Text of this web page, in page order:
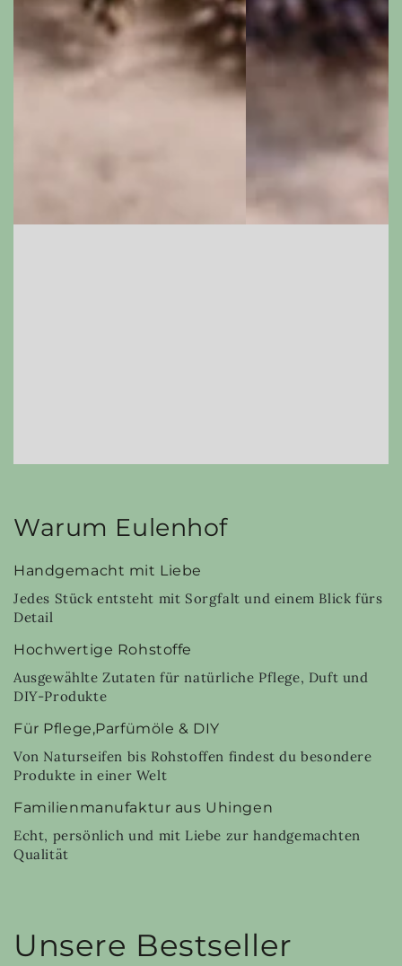
Warum Eulenhof
Handgemacht mit Liebe
Jedes Stück entsteht mit Sorgfalt und einem Blick fürs
Detail
Hochwertige Rohstoffe
Ausgewählte Zutaten für natürliche Pflege, Duft und
DIY-Produkte
Für Pflege,Parfümöle & DIY
Von Naturseifen bis Rohstoffen findest du besondere
Produkte in einer Welt
Familienmanufaktur aus Uhingen
Echt, persönlich und mit Liebe zur handgemachten
Qualität
Unsere Bestseller